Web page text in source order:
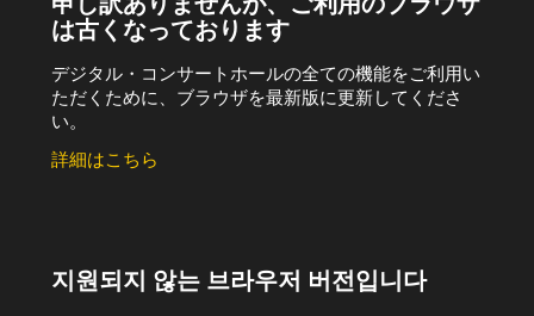
は古くなっております
デジタル・コンサートホールの全ての機能をご利用い
ただくために、ブラウザを最新版に更新してくださ
い。
詳細はこちら
지원되지 않는 브라우저 버전입니다